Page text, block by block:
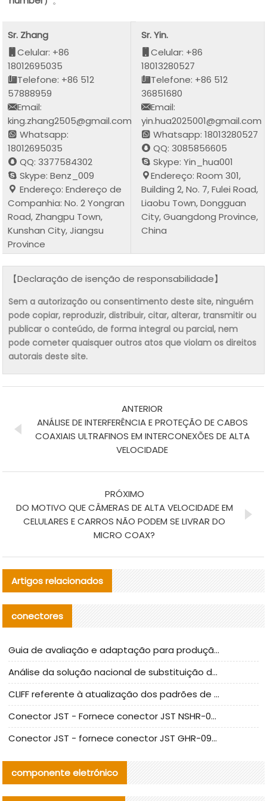
Sr. Zhang
Celular: +86
18012695035
Telefone: +86 512
57888959
Email:
king.zhang2505@gmail.com
Whatsapp:
18012695035
QQ: 3377584302
Skype: Benz_009
Endereço: Endereço de
Companhia: No. 2 Yongran
Road, Zhangpu Town,
Kunshan City, Jiangsu
Province
Sr. Yin.
Celular: +86
18013280527
Telefone: +86 512
36851680
Email:
yin.hua2025001@gmail.com
Whatsapp: 18013280527
QQ: 3085856605
Skype: Yin_hua001
Endereço: Room 301,
Building 2, No. 7, Fulei Road,
Liaobu Town, Dongguan
City, Guangdong Province,
China
【Declaração de isenção de responsabilidade】
Sem a autorização ou consentimento deste site, ninguém
pode copiar, reproduzir, distribuir, citar, alterar, transmitir ou
publicar o conteúdo, de forma integral ou parcial, nem
pode cometer quaisquer outros atos que violam os direitos
autorais deste site.
ANTERIOR
ANÁLISE DE INTERFERÊNCIA E PROTEÇÃO DE CABOS
COAXIAIS ULTRAFINOS EM INTERCONEXÕES DE ALTA
VELOCIDADE
PRÓXIMO
DO MOTIVO QUE CÂMERAS DE ALTA VELOCIDADE EM
CELULARES E CARROS NÃO PODEM SE LIVRAR DO
MICRO COAX?
Artigos relacionados
conectores
Guia de avaliação e adaptação para produção em massa de componentes de cabos nacionais CNC Tech
Análise da solução nacional de substituição da linha de alta frequência I-PEX
CLIFF referente à atualização dos padrões de teste de conectores nacionais
Conector JST - Fornece conector JST NSHR-02V-S original | substituto
Conector JST - fornece conector JST GHR-09V-S autêntico | substituto
componente eletrónico